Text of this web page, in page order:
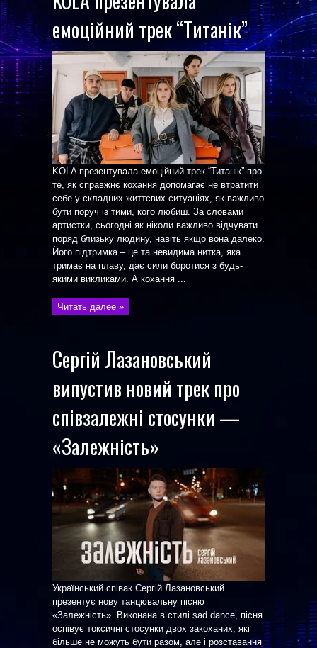
емоційний трек “Титанік”
KOLA презентувала емоційний трек “Титанік” про
те, як справжнє кохання допомагає не втратити
себе у складних життєвих ситуаціях, як важливо
бути поруч із тими, кого любиш. За словами
артистки, сьогодні як ніколи важливо відчувати
поряд близьку людину, навіть якщо вона далеко.
Його підтримка – це та невидима нитка, яка
тримає на плаву, дає сили боротися з будь-
якими викликами. А кохання ...
Читать далее »
Сергій Лазановський
випустив новий трек про
співзалежні стосунки —
«Залежність»
Український співак Сергій Лазановський
презентує нову танцювальну пісню
«Залежність». Виконана в стилі sad dance, пісня
оспівує токсичні стосунки двох закоханих, які
більше не можуть бути разом, але і розставання